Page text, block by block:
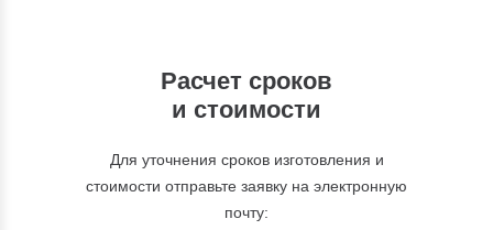
Расчет сроков
и стоимости
Для уточнения сроков изготовления и
стоимости отправьте заявку на электронную
почту: